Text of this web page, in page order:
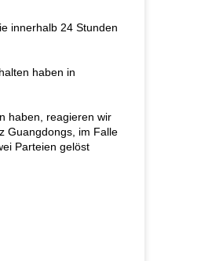
innerhalb 24 Stunden
haben in
haben, reagieren wir
Guangdongs, im Falle
Parteien gelöst